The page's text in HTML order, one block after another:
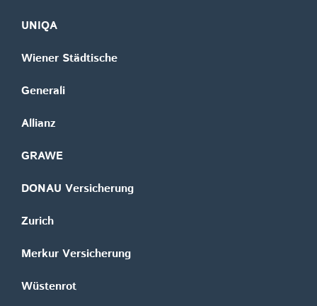
UNIQA
Wiener Städtische
Generali
Allianz
GRAWE
DONAU Versicherung
Zurich
Merkur Versicherung
Wüstenrot